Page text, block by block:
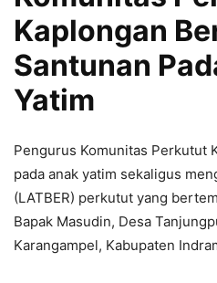
Kaplongan
Santunan
Yatim
Pengurus Komunitas Perkutut
pada anak yatim sekaligus
(LATBER) perkutut yang
Bapak Masudin, Desa
Karangampel, Kabupaten